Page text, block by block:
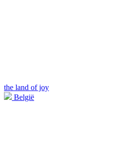
the land of joy
België